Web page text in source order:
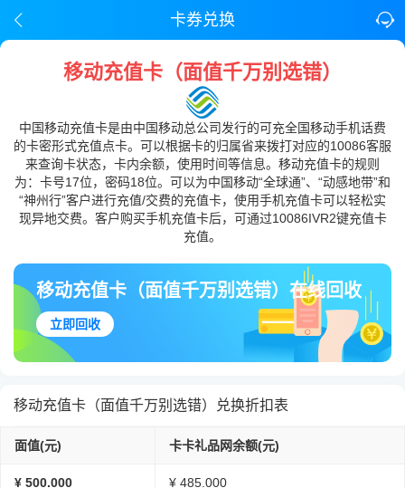
卡券兑换
移动充值卡（面值千万别选错）
中国移动充值卡是由中国移动总公司发行的可充全国移动手机话费
的卡密形式充值点卡。可以根据卡的归属省来拨打对应的10086客服
来查询卡状态，卡内余额，使用时间等信息。移动充值卡的规则
为：卡号17位，密码18位。可以为中国移动“全球通”、“动感地带”和
“神州行”客户进行充值/交费的充值卡，使用手机充值卡可以轻松实
现异地交费。客户购买手机充值卡后，可通过10086IVR2键充值卡
充值。
移动充值卡（面值千万别选错）在线回收
立即回收
移动充值卡（面值千万别选错）兑换折扣表
面值(元) 卡卡礼品网余额(元)
¥ 500.000 ¥ 485.000